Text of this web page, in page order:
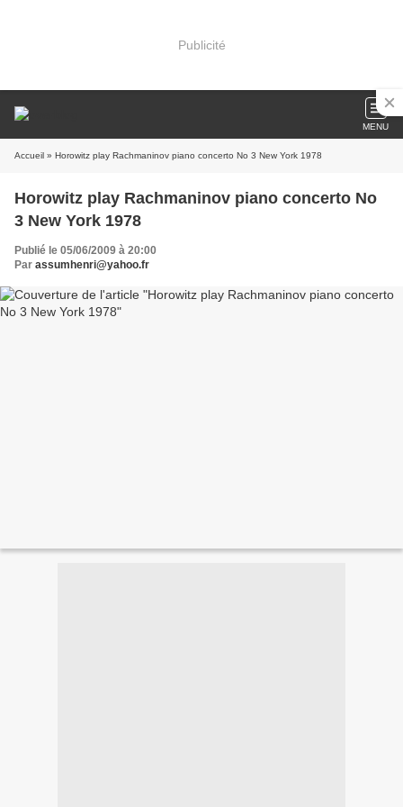
Publicité
MENU
Accueil » Horowitz play Rachmaninov piano concerto No 3 New York 1978
Horowitz play Rachmaninov piano concerto No
3 New York 1978
Publié le 05/06/2009 à 20:00
Par assumhenri@yahoo.fr